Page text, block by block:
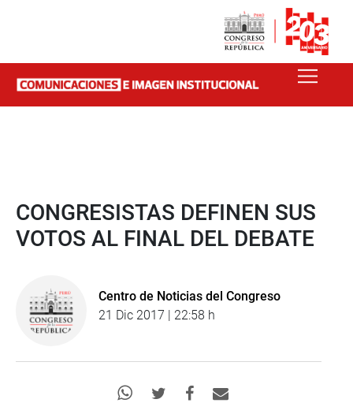
CONGRESISTAS DEFINEN SUS
VOTOS AL FINAL DEL DEBATE
Centro de Noticias del Congreso
21 Dic 2017 | 22:58 h